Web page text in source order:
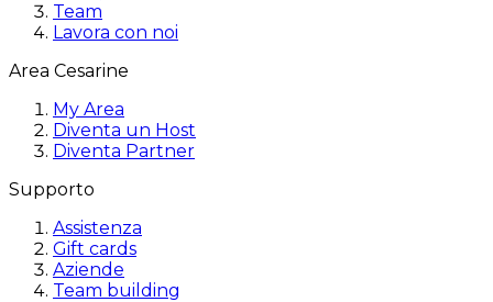
Team
Lavora con noi
Area Cesarine
My Area
Diventa un Host
Diventa Partner
Supporto
Assistenza
Gift cards
Aziende
Team building